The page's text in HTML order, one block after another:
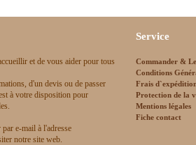
et de vous aider pour tous
d'un devis ou de passer
à votre disposition pour
e-mail à l'adresse
notre site web.
Service
Commander &
Conditions
Frais
Protection de la
Mentions légales
Fiche contact